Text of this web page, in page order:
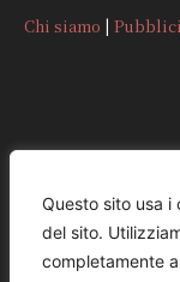
Questo sito usa
del sito.
completamente
Chi siamo |
CONTATTI
REDAZIONE